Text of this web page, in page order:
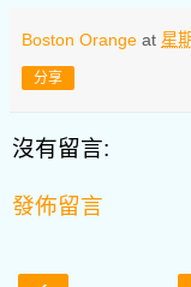
Boston Orange at 星
分享
沒有留言:
發佈留言